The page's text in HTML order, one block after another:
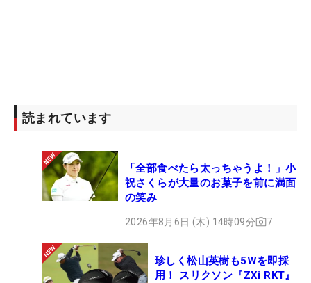
読まれています
「全部食べたら太っちゃうよ！」小
祝さくらが大量のお菓子を前に満面
の笑み
2026年8月6日 (木) 14時09分 7
珍しく松山英樹も5Wを即採
用！ スリクソン『ZXi RKT』